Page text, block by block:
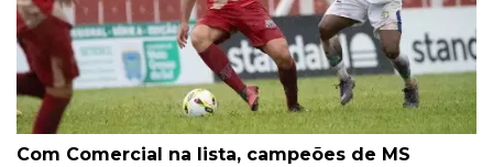
Com Comercial na lista, campeões de MS